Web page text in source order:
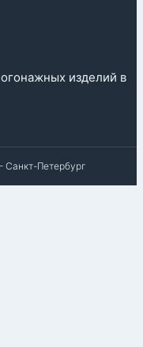
изделий в
- Санкт-Петербург